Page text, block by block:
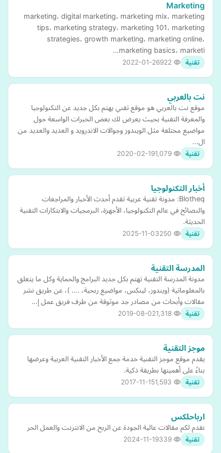
Marketing
marketing، digital marketing، marketing mix، marketing
tips، marketing strategy، marketing 101، marketing
strategies، growth marketing، marketing online،
marketing basics، marketi…
تقنية 2022-01-26
نت بالعربي
موقع نت بالعربي هو موقع تقني يهتم بكل جديد عن التكنولوجيا
والمعرفة التقنية بحيث يعرض لك بعض الخبرات الواسعة حول
مواضيع مختلفة مثل الويندوز وجوالات الاندرويد و العديد والعديد من
ال…
تقنية 2020-02-19
أخبار التكنولوجيا
Blotheq: مدونة تقنية عربية تقدم أحدث الأخبار والمراجعات
والنصائح في عالم التكنولوجيا، الأجهزة، البرمجيات والابتكارات التقنية
الحديثة.
تقنية 2025-11-03
المدرسة التقنية
مدونة المدرسة التقنية تهتم بكل جديد البرامج والحماية وكل ما يتعلق
بالمعلوماتية (ويندوز، لينكس، مواضيع ربحية، .... )، عن طريق نشر
مقالات وأبحاث من مصادر جد موثوقة من طرف فريق عمل إ…
تقنية 2019-08-02
موجز التقنية
يقدم موقع موجز التقنية خدمة جمع الأخبار التقنية العربية وعرضها
بناءً على أهميتها بطريقة ذكية.
تقنية 2017-11-15
ارباحلكس
نقدم لكم مقالات عالية الجودة عن الربح من الانترنت والعمل الحر
تقنية 2024-11-19